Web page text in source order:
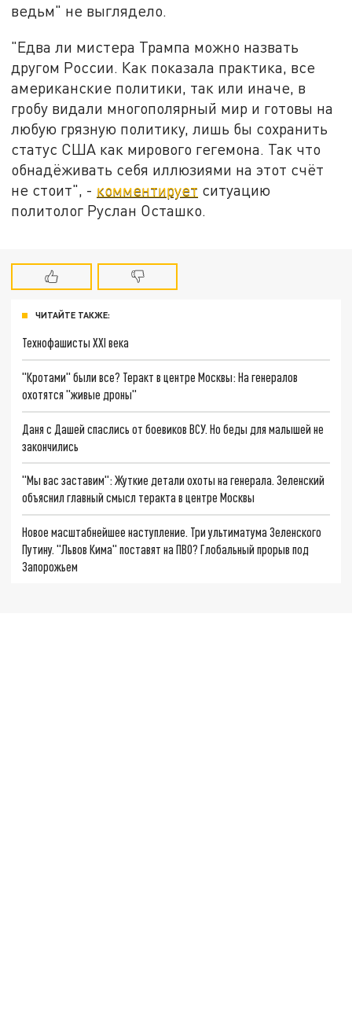
ведьм" не выглядело.
"Едва ли мистера Трампа можно назвать
другом России. Как показала практика, все
американские политики, так или иначе, в
гробу видали многополярный мир и готовы на
любую грязную политику, лишь бы сохранить
статус США как мирового гегемона. Так что
обнадёживать себя иллюзиями на этот счёт
не стоит", - комментирует ситуацию
политолог Руслан Осташко.
ЧИТАЙТЕ ТАКЖЕ:
Технофашисты XXI века
"Кротами" были все? Теракт в центре Москвы: На генералов
охотятся "живые дроны"
Даня с Дашей спаслись от боевиков ВСУ. Но беды для малышей не
закончились
"Мы вас заставим": Жуткие детали охоты на генерала. Зеленский
объяснил главный смысл теракта в центре Москвы
Новое масштабнейшее наступление. Три ультиматума Зеленского
Путину. "Львов Кима" поставят на ПВО? Глобальный прорыв под
Запорожьем